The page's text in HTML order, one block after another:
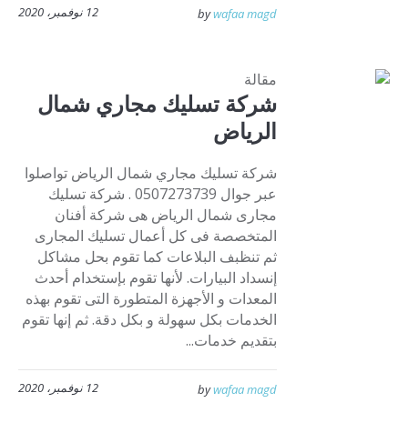
12 نوفمبر، 2020 bywafaa magd
مقالة
شركة تسليك مجاري شمال
الرياض
شركة تسليك مجاري شمال الرياض تواصلوا
عبر جوال 0507273739 . شركة تسليك
مجارى شمال الرياض هى شركة أفنان
المتخصصة فى كل أعمال تسليك المجارى
ثم تنظبف البلاعات كما تقوم بحل مشاكل
إنسداد البيارات. لأنها تقوم بإستخدام أحدث
المعدات و الأجهزة المتطورة التى تقوم بهذه
الخدمات بكل سهولة و بكل دقة. ثم إنها تقوم
بتقديم خدمات...
12 نوفمبر، 2020 bywafaa magd